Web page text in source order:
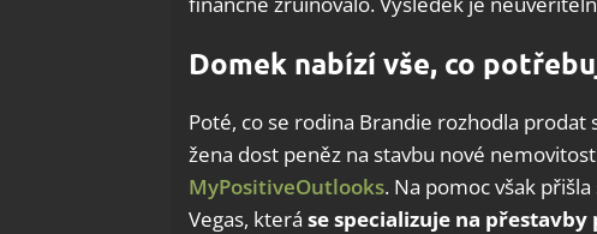
Domek nabízí vše, co
Poté, co se rodina Brandie rozhodla prodat
žena dost peněz na stavbu nové
MyPositiveOutlooks. Na pomoc však
Vegas, která se specializuje na